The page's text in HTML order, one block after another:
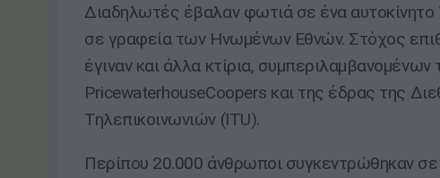
Διαδηλωτές έβαλαν φωτιά σε ένα
σε γραφεία των Ηνωμένων Εθνών. Στόχος
έγιναν και άλλα κτίρια,
PricewaterhouseCoopers και της έδρας της
Τηλεπικοινωνιών (ITU).
Περίπου 20.000 άνθρωποι συγκεντρώθηκαν σε